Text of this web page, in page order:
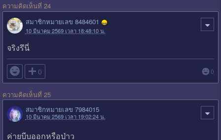
ความคิดเห็นที่ 24
สมาชิกหมายเลข 8484601
10 มีนาคม 2569 เวลา 18:48:10 น.
จริงรึนี่
 0 0
ความคิดเห็นที่ 25
สมาชิกหมายเลข 7984015
10 มีนาคม 2569 เวลา 19:02:24 น.
ค่ายบีบออกหรือป่าว